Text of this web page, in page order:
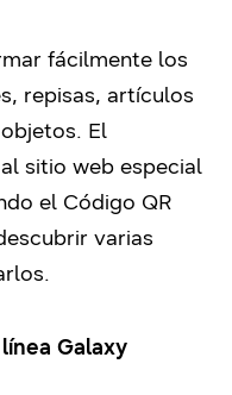
fácilmente los
repisas, artículos
El
sitio web especial
el Código QR
varias
Galaxy